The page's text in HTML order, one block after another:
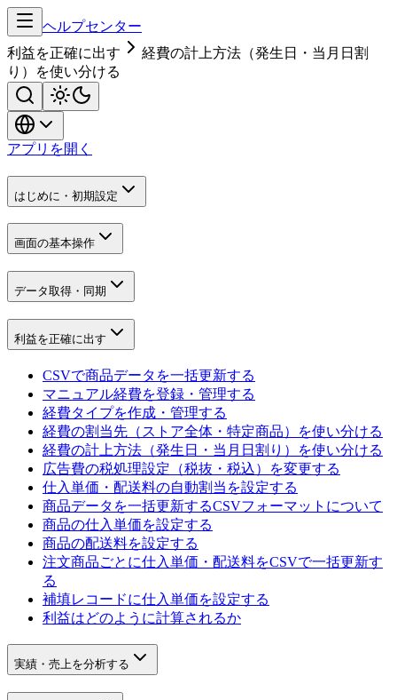
ヘルプセンター
利益を正確に出す
経費の計上方法（発生日・当月日割
り）を使い分ける
アプリを開く
はじめに・初期設定
画面の基本操作
データ取得・同期
利益を正確に出す
CSVで商品データを一括更新する
マニュアル経費を登録・管理する
経費タイプを作成・管理する
経費の割当先（ストア全体・特定商品）を使い分ける
経費の計上方法（発生日・当月日割り）を使い分ける
広告費の税処理設定（税抜・税込）を変更する
仕入単価・配送料の自動割当を設定する
商品データを一括更新するCSVフォーマットについて
商品の仕入単価を設定する
商品の配送料を設定する
注文商品ごとに仕入単価・配送料をCSVで一括更新す
る
補填レコードに仕入単価を設定する
利益はどのように計算されるか
実績・売上を分析する